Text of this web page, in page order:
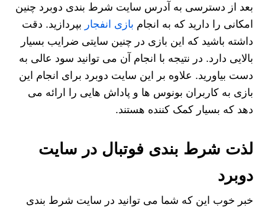
بعد از دسترسی به آدرس سایت شرط بندی دوبرد چنین
امکانی را دارید که به انجام بازی انفجار بپردازید. دقت
داشته باشید که این بازی در چنین سایتی ضرایب بسیار
بالایی دارد. در نتیجه با انجام آن می توانید سود عالی به
دست بیاورید. علاوه بر این سایت دوبرد برای انجام این
بازی به کاربران بونوس ها و پاداش هایی را ارائه می
دهد که بسیار کمک کننده هستند.
لذت شرط بندی فوتبال در سایت
دوبرد
خبر خوب این که شما می توانید در سایت شرط بندی